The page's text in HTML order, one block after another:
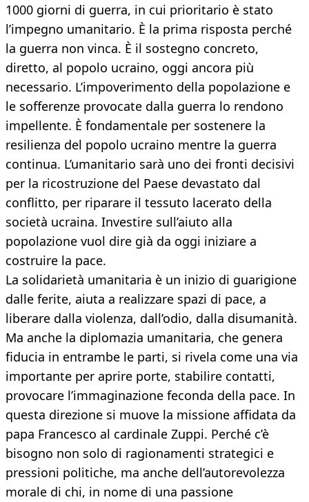
1000 giorni di guerra, in cui prioritario è stato
l’impegno umanitario. È la prima risposta perché
la guerra non vinca. È il sostegno concreto,
diretto, al popolo ucraino, oggi ancora più
necessario. L’impoverimento della popolazione e
le sofferenze provocate dalla guerra lo rendono
impellente. È fondamentale per sostenere la
resilienza del popolo ucraino mentre la guerra
continua. L’umanitario sarà uno dei fronti decisivi
per la ricostruzione del Paese devastato dal
conflitto, per riparare il tessuto lacerato della
società ucraina. Investire sull’aiuto alla
popolazione vuol dire già da oggi iniziare a
costruire la pace.
La solidarietà umanitaria è un inizio di guarigione
dalle ferite, aiuta a realizzare spazi di pace, a
liberare dalla violenza, dall’odio, dalla disumanità.
Ma anche la diplomazia umanitaria, che genera
fiducia in entrambe le parti, si rivela come una via
importante per aprire porte, stabilire contatti,
provocare l’immaginazione feconda della pace. In
questa direzione si muove la missione affidata da
papa Francesco al cardinale Zuppi. Perché c’è
bisogno non solo di ragionamenti strategici e
pressioni politiche, ma anche dell’autorevolezza
morale di chi, in nome di una passione